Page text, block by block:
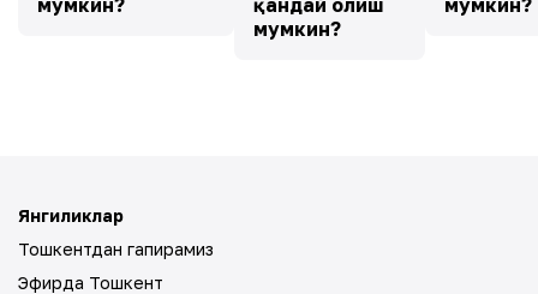
мумкин?
қандай олиш
мумкин?
мумкин?
Янгиликлар
Тошкентдан гапирамиз
Эфирда Тошкент